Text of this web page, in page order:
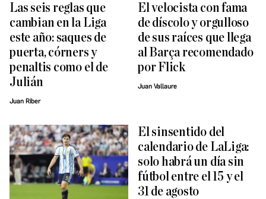
Las seis reglas que
cambian en la Liga
este año: saques de
puerta, córners y
penaltis como el de
Julián
Juan Riber
El velocista con fama
de díscolo y orgulloso
de sus raíces que llega
al Barça recomendado
por Flick
Juan Vallaure
El sinsentido del
calendario de LaLiga:
solo habrá un día sin
fútbol entre el 15 y el
31 de agosto